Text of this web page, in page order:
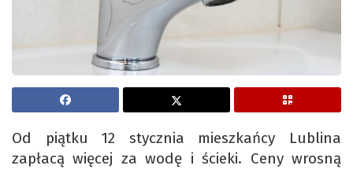
Od piątku 12 stycznia mieszkańcy Lublina
zapłacą więcej za wodę i ścieki. Ceny wrosną